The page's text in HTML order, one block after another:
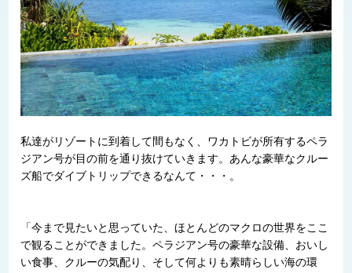
私達がリゾートに到着して間もなく、ワカトビが所有するペラ
ジアン号が目の前を通り抜けていきます。あんな豪華なクルー
ズ船でダイブトリップできるなんて・・・。
「今まで見たいと思っていた、ほとんどのマクロの世界をここ
で観ることができました。ペラジアン号の豪華な設備、おいし
い食事、クルーの気配り、そして何よりも素晴らしい海の環